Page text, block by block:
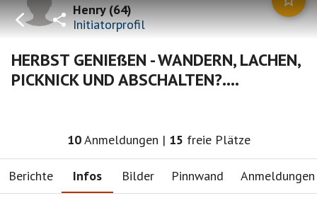
Henry(64)
Initiatorprofil
HERBST GENIEßEN - WANDERN, LACHEN,
PICKNICK UND ABSCHALTEN?....
10Anmeldungen | 15 freie Plätze
Berichte Infos Bilder Pinnwand Anmeldungen